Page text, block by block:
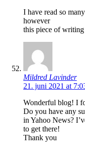
I have read so
however
this piece of
Mildred Lavinder
21. juni 2021 at
Wonderful blog! I
Do you have any
in Yahoo News?
to get there!
Thank you